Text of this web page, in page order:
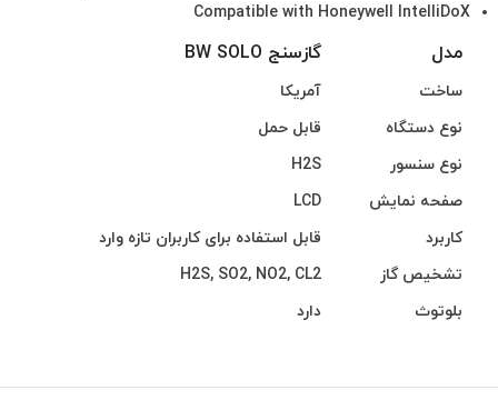
Compatible with Honeywell IntelliDoX
مدل
گازسنج BW SOLO
مدل
گازسنج BW SOLO ساخت
آمریکا
نوع دستگاه
قابل حمل
نوع سنسور
H2S
صفحه نمایش
LCD
کاربرد
قابل استفاده برای کاربران تازه وارد
تشخیص گاز
H2S, SO2, NO2, CL2
بلوتوث
دارد